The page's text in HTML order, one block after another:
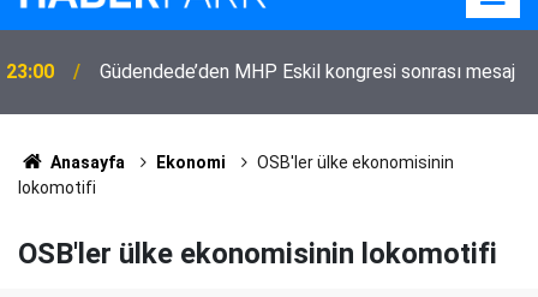
23:00 Güdendede’den MHP Eskil kongresi sonrası mesaj
Anasayfa Ekonomi
OSB'ler ülke ekonomisinin
lokomotifi
OSB'ler ülke ekonomisinin lokomotifi